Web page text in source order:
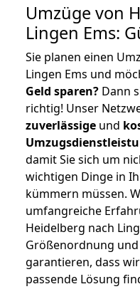
Umzüge von
Lingen Ems:
Sie planen einen
Lingen Ems und
Geld sparen? Dann
richtig! Unser
zuverlässige und
damit Sie sich um
wichtigen Dinge in
kümmern müssen.
umfangreiche
Heidelberg nach
Größenordnung
garantieren, dass
passende Lösung